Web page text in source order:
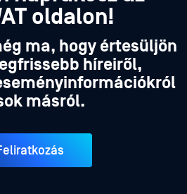
oldalon!
ma, hogy értesüljön
híreiről,
másról.